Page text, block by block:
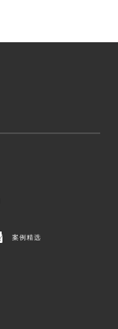
案例精选